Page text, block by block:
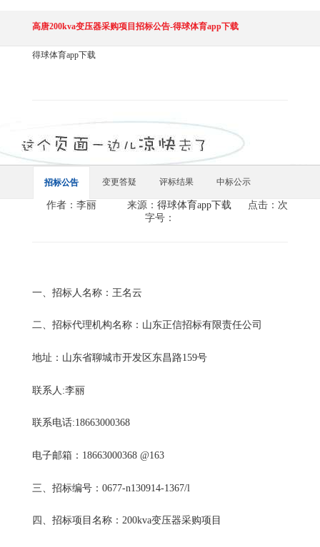
高唐200kva变压器采购项目招标公告-得球体育app下载
得球体育app下载
招标公告 变更答疑 评标结果 中标公示
作者：李丽 来源： 得球体育app下载
点击：次
字号：
一、招标人名称： 王名云
二、招标代理机构名称： 山东正信招标有限责任公司
地址： 山东省聊城市开发区东昌路159号
联系人 :李丽
联系电话:18663000368
电子邮箱： 18663000368 @163
三、 招标编号： 0677-n130914-1367/l
四、招标项目名称： 200kva变压器采购项目